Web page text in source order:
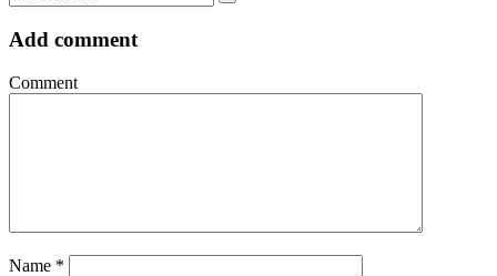
Add comment
Comment
Name *